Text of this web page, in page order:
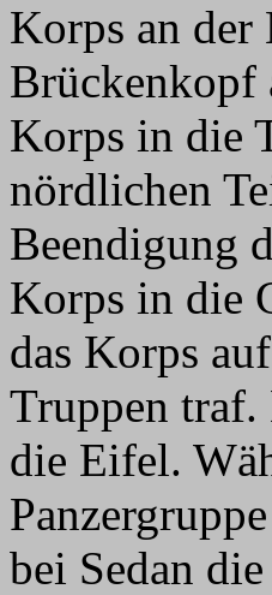
Korps an der
Brückenkopf
Korps in die
nördlichen
Beendigung
Korps in die
das Korps
Truppen traf.
die Eifel.
bei Sedan